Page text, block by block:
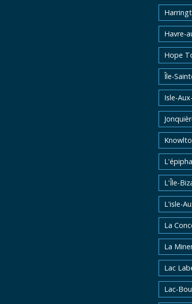
Havre-
Hope
Île-
Isle-
L'Île-
L'isle-
La
La
Lac
Lac-